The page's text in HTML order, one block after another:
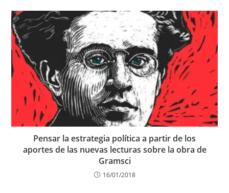
Pensar la estrategia política a partir de los
aportes de las nuevas lecturas sobre la obra de
Gramsci
16/01/2018